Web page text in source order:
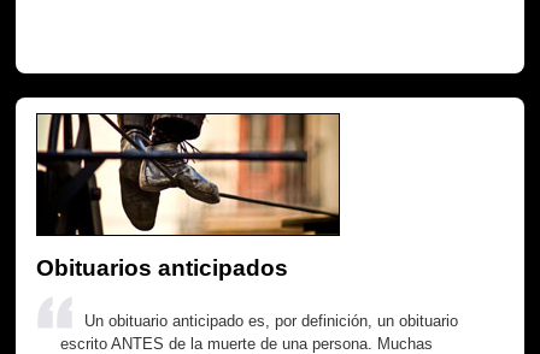
Obituarios anticipados
Un obituario anticipado es, por definición, un obituario
escrito ANTES de la muerte de una persona. Muchas